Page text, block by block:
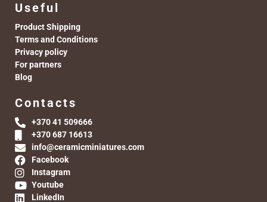
Useful
Product Shipping
Terms and Conditions
Privacy policy
For partners
Blog
Contacts
+370 41 509666
+370 687 16613
info@ceramicminiatures.com
Facebook
Instagram
Youtube
LinkedIn